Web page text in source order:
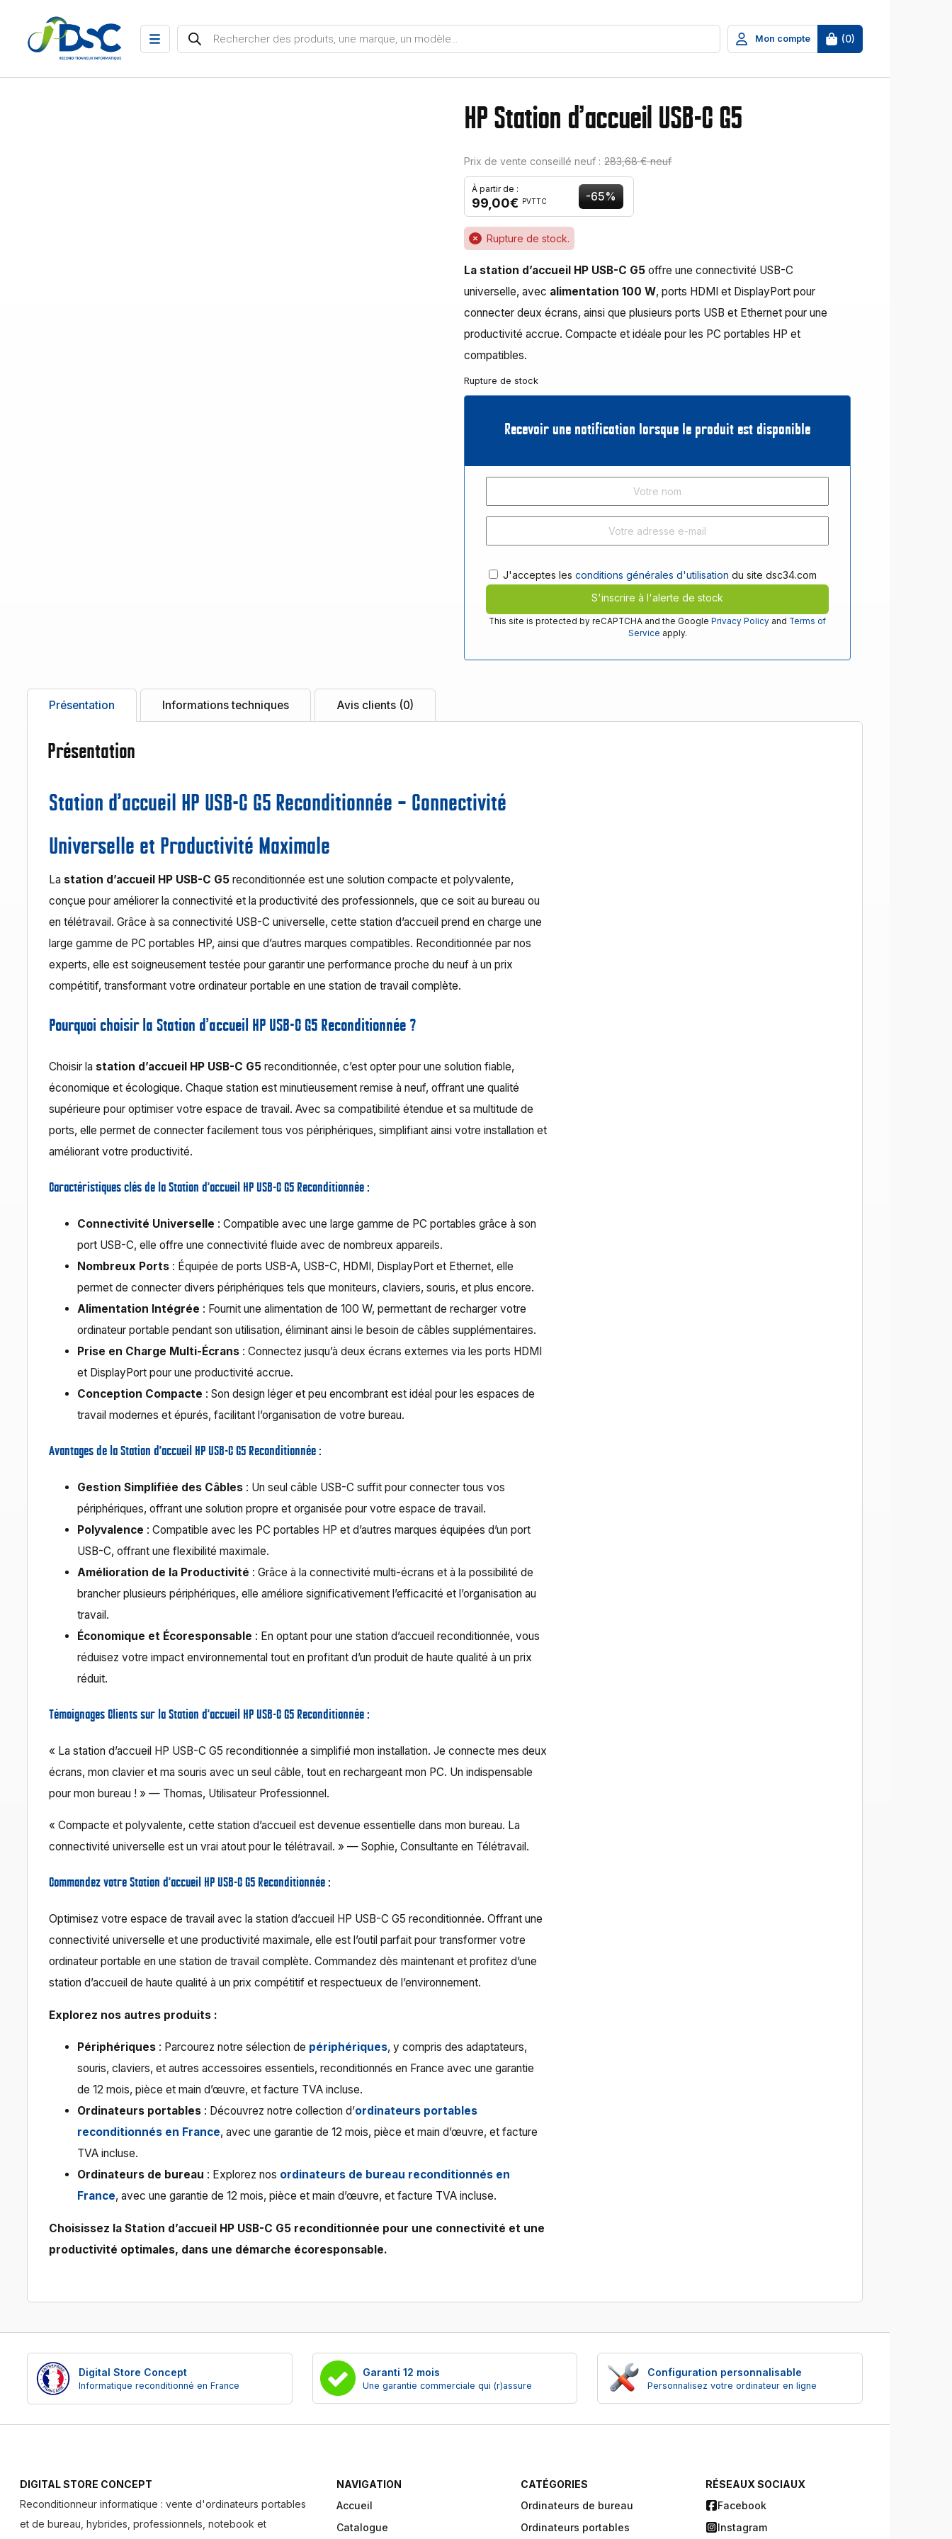
Recherche de produits
Mon compte (0)
HP Station d'accueil USB-C G5
Prix de vente conseillé neuf : 283,68 € neuf
À partir de :
99,00€ PVTTC -65%
Rupture de stock.
La station d’accueil HP USB-C G5 offre une connectivité USB-C
universelle, avec alimentation 100 W, ports HDMI et DisplayPort pour
connecter deux écrans, ainsi que plusieurs ports USB et Ethernet pour une
productivité accrue. Compacte et idéale pour les PC portables HP et
compatibles.
Rupture de stock
Recevoir une notification lorsque le produit est disponible
J'acceptes lesconditions générales d'utilisation du site dsc34.com
S'inscrire à l'alerte de stock
This site is protected by reCAPTCHA and the GooglePrivacy Policy and Terms of
Service apply.
Présentation Informations techniques Avis clients (0)
Présentation
Station d’accueil HP USB-C G5 Reconditionnée – Connectivité
Universelle et Productivité Maximale
La station d’accueil HP USB-C G5 reconditionnée est une solution compacte et polyvalente,
conçue pour améliorer la connectivité et la productivité des professionnels, que ce soit au bureau ou
en télétravail. Grâce à sa connectivité USB-C universelle, cette station d’accueil prend en charge une
large gamme de PC portables HP, ainsi que d’autres marques compatibles. Reconditionnée par nos
experts, elle est soigneusement testée pour garantir une performance proche du neuf à un prix
compétitif, transformant votre ordinateur portable en une station de travail complète.
Pourquoi choisir la Station d’accueil HP USB-C G5 Reconditionnée ?
Choisir la station d’accueil HP USB-C G5 reconditionnée, c’est opter pour une solution fiable,
économique et écologique. Chaque station est minutieusement remise à neuf, offrant une qualité
supérieure pour optimiser votre espace de travail. Avec sa compatibilité étendue et sa multitude de
ports, elle permet de connecter facilement tous vos périphériques, simplifiant ainsi votre installation et
améliorant votre productivité.
Caractéristiques clés de la Station d’accueil HP USB-C G5 Reconditionnée :
Connectivité Universelle : Compatible avec une large gamme de PC portables grâce à son
port USB-C, elle offre une connectivité fluide avec de nombreux appareils.
Nombreux Ports : Équipée de ports USB-A, USB-C, HDMI, DisplayPort et Ethernet, elle
permet de connecter divers périphériques tels que moniteurs, claviers, souris, et plus encore.
Alimentation Intégrée : Fournit une alimentation de 100 W, permettant de recharger votre
ordinateur portable pendant son utilisation, éliminant ainsi le besoin de câbles supplémentaires.
Prise en Charge Multi-Écrans : Connectez jusqu’à deux écrans externes via les ports HDMI
et DisplayPort pour une productivité accrue.
Conception Compacte : Son design léger et peu encombrant est idéal pour les espaces de
travail modernes et épurés, facilitant l’organisation de votre bureau.
Avantages de la Station d’accueil HP USB-C G5 Reconditionnée :
Gestion Simplifiée des Câbles : Un seul câble USB-C suffit pour connecter tous vos
périphériques, offrant une solution propre et organisée pour votre espace de travail.
Polyvalence : Compatible avec les PC portables HP et d’autres marques équipées d’un port
USB-C, offrant une flexibilité maximale.
Amélioration de la Productivité : Grâce à la connectivité multi-écrans et à la possibilité de
brancher plusieurs périphériques, elle améliore significativement l’efficacité et l’organisation au
travail.
Économique et Écoresponsable : En optant pour une station d’accueil reconditionnée, vous
réduisez votre impact environnemental tout en profitant d’un produit de haute qualité à un prix
réduit.
Témoignages Clients sur la Station d’accueil HP USB-C G5 Reconditionnée :
« La station d’accueil HP USB-C G5 reconditionnée a simplifié mon installation. Je connecte mes deux
écrans, mon clavier et ma souris avec un seul câble, tout en rechargeant mon PC. Un indispensable
pour mon bureau ! » — Thomas, Utilisateur Professionnel.
« Compacte et polyvalente, cette station d’accueil est devenue essentielle dans mon bureau. La
connectivité universelle est un vrai atout pour le télétravail. » — Sophie, Consultante en Télétravail.
Commandez votre Station d’accueil HP USB-C G5 Reconditionnée :
Optimisez votre espace de travail avec la station d’accueil HP USB-C G5 reconditionnée. Offrant une
connectivité universelle et une productivité maximale, elle est l’outil parfait pour transformer votre
ordinateur portable en une station de travail complète. Commandez dès maintenant et profitez d’une
station d’accueil de haute qualité à un prix compétitif et respectueux de l’environnement.
Explorez nos autres produits :
Périphériques : Parcourez notre sélection de périphériques, y compris des adaptateurs,
souris, claviers, et autres accessoires essentiels, reconditionnés en France avec une garantie
de 12 mois, pièce et main d’œuvre, et facture TVA incluse.
Ordinateurs portables : Découvrez notre collection d’ordinateurs portables
reconditionnés en France, avec une garantie de 12 mois, pièce et main d’œuvre, et facture
TVA incluse.
Ordinateurs de bureau : Explorez nos ordinateurs de bureau reconditionnés en
France, avec une garantie de 12 mois, pièce et main d’œuvre, et facture TVA incluse.
Choisissez la Station d’accueil HP USB-C G5 reconditionnée pour une connectivité et une
productivité optimales, dans une démarche écoresponsable.
Digital Store Concept
Informatique reconditionné en France
Garanti 12 mois
Une garantie commerciale qui (r)assure
Configuration personnalisable
Personnalisez votre ordinateur en ligne
DIGITAL STORE CONCEPT
Reconditionneur informatique : vente d'ordinateurs portables
et de bureau, hybrides, professionnels, notebook et
NAVIGATION
Accueil
Catalogue
CATÉGORIES
Ordinateurs de bureau
Ordinateurs portables
RÉSEAUX SOCIAUX
Facebook
Instagram